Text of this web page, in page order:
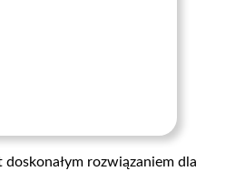
rozwiązaniem dla